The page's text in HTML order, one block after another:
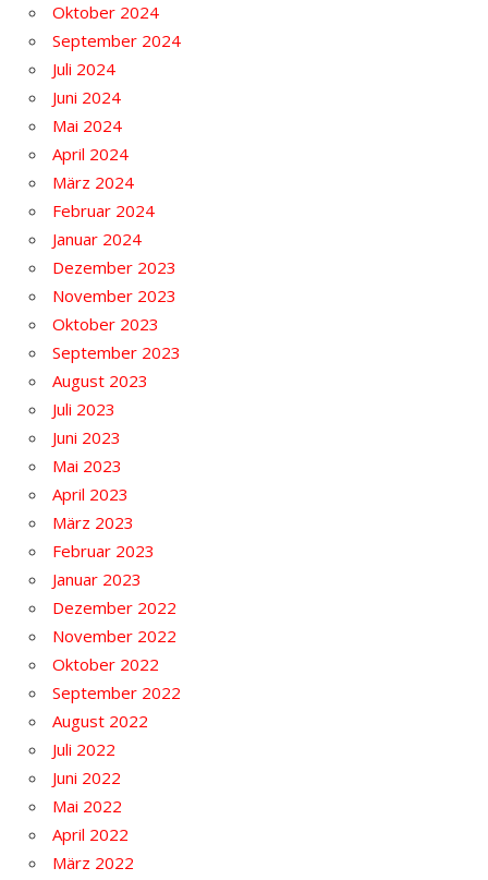
Oktober 2024
September 2024
Juli 2024
Juni 2024
Mai 2024
April 2024
März 2024
Februar 2024
Januar 2024
Dezember 2023
November 2023
Oktober 2023
September 2023
August 2023
Juli 2023
Juni 2023
Mai 2023
April 2023
März 2023
Februar 2023
Januar 2023
Dezember 2022
November 2022
Oktober 2022
September 2022
August 2022
Juli 2022
Juni 2022
Mai 2022
April 2022
März 2022